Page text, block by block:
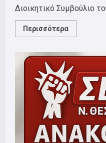
Διοικητικό Συμβούλιο
Περισσότερα
more
Τύπου
τη
φετινή
Εργατική